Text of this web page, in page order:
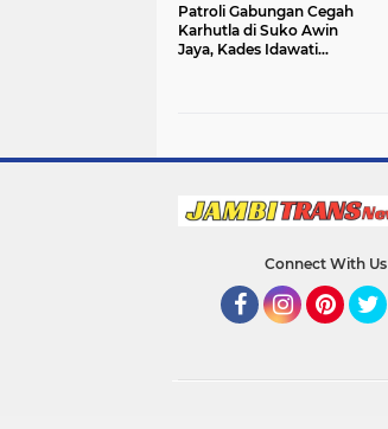
Patroli Gabungan Cegah
Karhutla di Suko Awin
Jaya, Kades Idawati
Connect With Us